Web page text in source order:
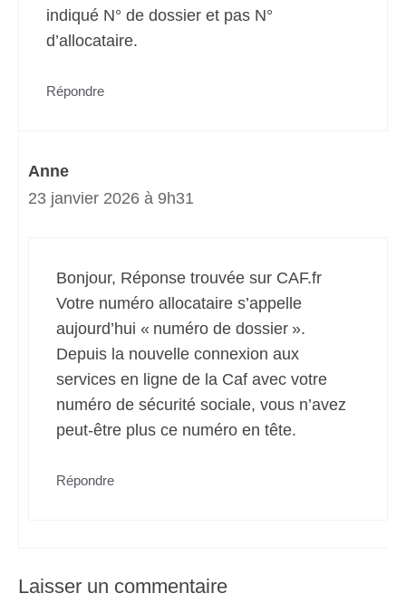
indiqué N° de dossier et pas N°
d’allocataire.
Répondre
Anne
23 janvier 2026 à 9h31
Bonjour, Réponse trouvée sur CAF.fr
Votre numéro allocataire s’appelle
aujourd’hui « numéro de dossier ».
Depuis la nouvelle connexion aux
services en ligne de la Caf avec votre
numéro de sécurité sociale, vous n’avez
peut-être plus ce numéro en tête.
Répondre
Laisser un commentaire